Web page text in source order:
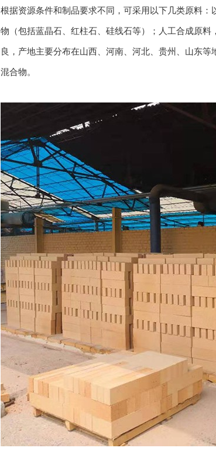
根据资源条件和制品要求不同，可采用以下几类原料
物（包括蓝晶石、红柱石、硅线石等）；人工合成原
良，产地主要分布在山西、河南、河北、贵州、山东
混合物。